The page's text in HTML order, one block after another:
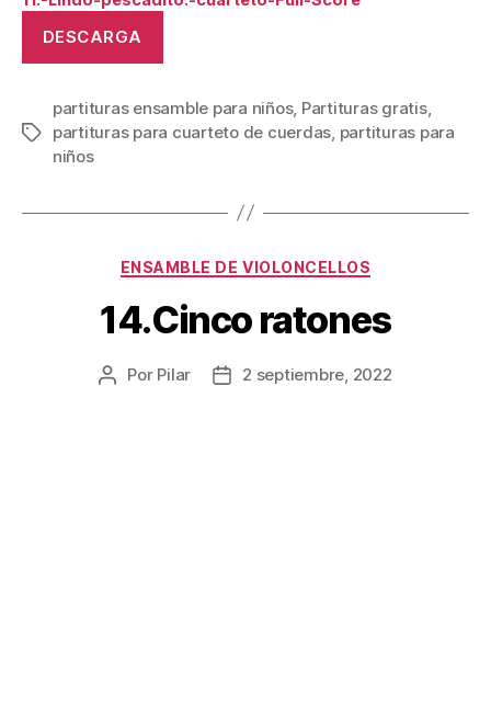
DESCARGA
Etiquetas
partituras ensamble para niños, Partituras gratis,
partituras para cuarteto de cuerdas, partituras para
niños
Categorías
ENSAMBLE DE VIOLONCELLOS
14.Cinco ratones
Autor
Por Pilar
Fecha2 septiembre, 2022